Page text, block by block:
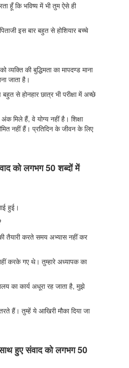
हूँ कि भविष्य में भी तुम ऐसे ही
इस बार बहुत से होशियार बच्चे
की बुद्धिमता का मापदण्ड माना
जाता है।
से होनहार छात्र भी परीक्षा में अच्छे
अंक मिले हैं, वे योग्य नहीं है। शिक्षा
नहीं हैं। प्रतिदिन के जीवन के लिए
को लगभग 50 शब्दों में
हुई।
तैयारी करते समय अभ्यास नहीं कर
करके गए थे। तुम्हारे अध्यापक का
का कार्य अधूरा रह जाता है, मुझे
हैं। तुम्हें ये आखिरी मौका दिया जा
साथ हुए संवाद को लगभग 50